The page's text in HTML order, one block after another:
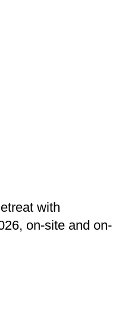
with
on-site and on-